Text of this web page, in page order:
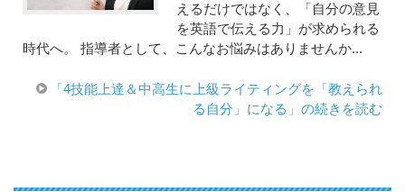
えるだけではなく、「自分の意見
を英語で伝える力」が求められる
時代へ。 指導者として、こんなお悩みはありませんか...
「4技能上達＆中高生に上級ライティングを「教えられ
る自分」になる」の続きを読む